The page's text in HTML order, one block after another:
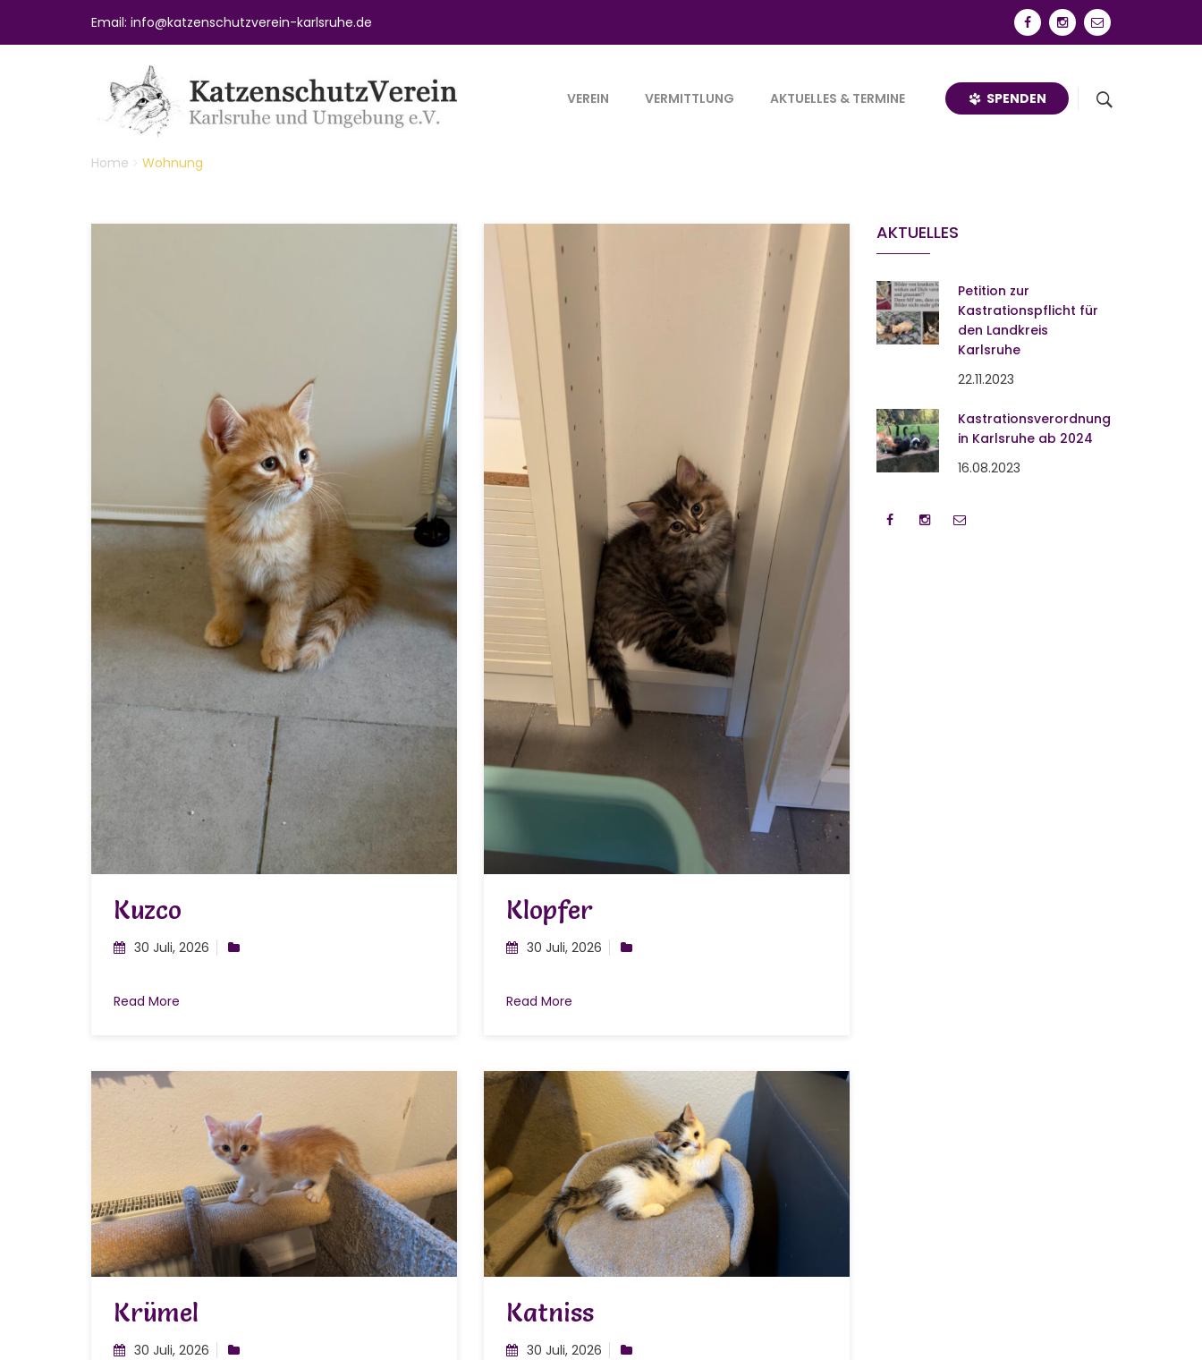
Email: info@katzenschutzverein-karlsruhe.de
VEREIN VERMITTLUNG AKTUELLES & TERMINE SPENDEN
Home Wohnung
Kuzco
30 Juli, 2026
Read More
Klopfer
30 Juli, 2026
Read More
Krümel
30 Juli, 2026
Katniss
30 Juli, 2026
AKTUELLES
Petition zur
Kastrationspflicht für
den Landkreis
Karlsruhe
22.11.2023
Kastrationsverordnung
in Karlsruhe ab 2024
16.08.2023